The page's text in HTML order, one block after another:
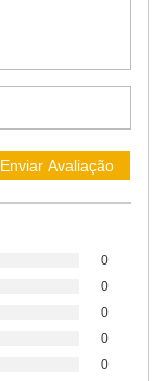
0
0
0
0
0